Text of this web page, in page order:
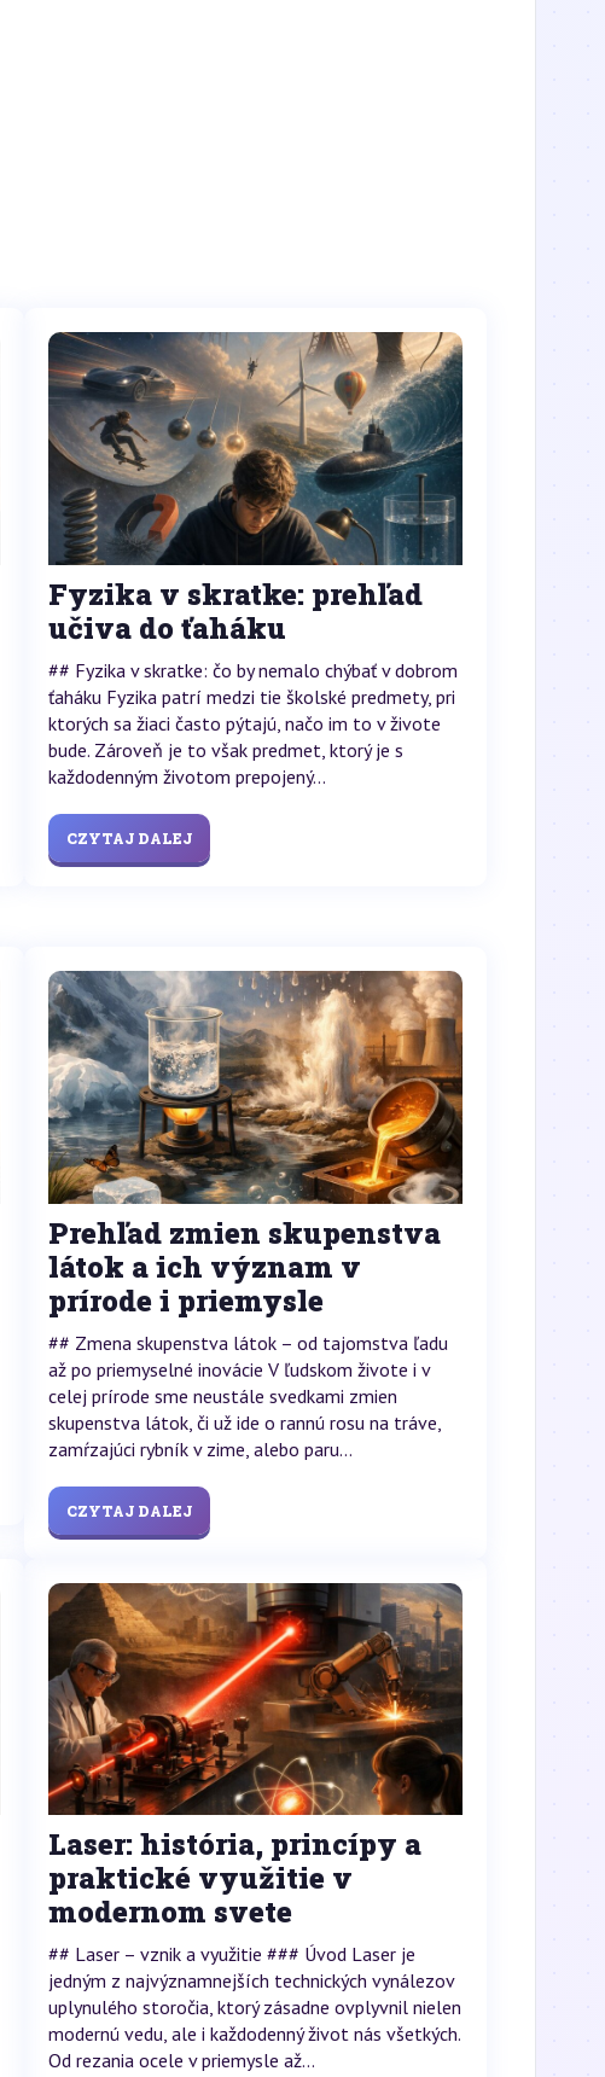
Fyzika v skratke: prehľad
učiva do ťaháku
## Fyzika v skratke: čo by nemalo chýbať v dobrom
ťaháku Fyzika patrí medzi tie školské predmety, pri
ktorých sa žiaci často pýtajú, načo im to v živote
bude. Zároveň je to však predmet, ktorý je s
každodenným životom prepojený...
CZYTAJ DALEJ
Prehľad zmien skupenstva
látok a ich význam v
prírode i priemysle
## Zmena skupenstva látok – od tajomstva ľadu
až po priemyselné inovácie V ľudskom živote i v
celej prírode sme neustále svedkami zmien
skupenstva látok, či už ide o rannú rosu na tráve,
zamŕzajúci rybník v zime, alebo paru...
CZYTAJ DALEJ
Laser: história, princípy a
praktické využitie v
modernom svete
## Laser – vznik a využitie ### Úvod Laser je
jedným z najvýznamnejších technických vynálezov
uplynulého storočia, ktorý zásadne ovplyvnil nielen
modernú vedu, ale i každodenný život nás všetkých.
Od rezania ocele v priemysle až...